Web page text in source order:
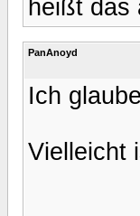
heißt das
PanAnoyd
Ich
Vielleicht